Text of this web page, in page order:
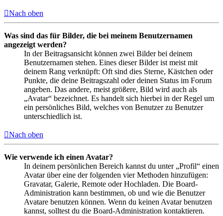
Nach oben
Was sind das für Bilder, die bei meinem Benutzernamen
angezeigt werden?
In der Beitragsansicht können zwei Bilder bei deinem
Benutzernamen stehen. Eines dieser Bilder ist meist mit
deinem Rang verknüpft: Oft sind dies Sterne, Kästchen oder
Punkte, die deine Beitragszahl oder deinen Status im Forum
angeben. Das andere, meist größere, Bild wird auch als
„Avatar“ bezeichnet. Es handelt sich hierbei in der Regel um
ein persönliches Bild, welches von Benutzer zu Benutzer
unterschiedlich ist.
Nach oben
Wie verwende ich einen Avatar?
In deinem persönlichen Bereich kannst du unter „Profil“ einen
Avatar über eine der folgenden vier Methoden hinzufügen:
Gravatar, Galerie, Remote oder Hochladen. Die Board-
Administration kann bestimmen, ob und wie die Benutzer
Avatare benutzen können. Wenn du keinen Avatar benutzen
kannst, solltest du die Board-Administration kontaktieren.